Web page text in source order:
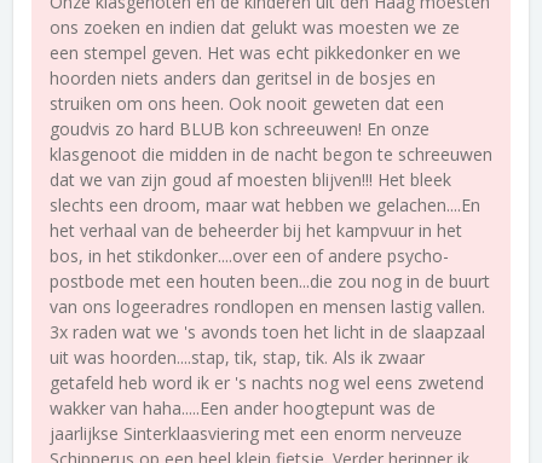
ons zoeken en indien dat gelukt was moesten we ze
een stempel geven. Het was echt pikkedonker en we
hoorden niets anders dan geritsel in de bosjes en
struiken om ons heen. Ook nooit geweten dat een
goudvis zo hard BLUB kon schreeuwen! En onze
klasgenoot die midden in de nacht begon te schreeuwen
dat we van zijn goud af moesten blijven!!! Het bleek
slechts een droom, maar wat hebben we gelachen....En
het verhaal van de beheerder bij het kampvuur in het
bos, in het stikdonker....over een of andere psycho-
postbode met een houten been...die zou nog in de buurt
van ons logeeradres rondlopen en mensen lastig vallen.
3x raden wat we 's avonds toen het licht in de slaapzaal
uit was hoorden....stap, tik, stap, tik. Als ik zwaar
getafeld heb word ik er 's nachts nog wel eens zwetend
wakker van haha.....Een ander hoogtepunt was de
jaarlijkse Sinterklaasviering met een enorm nerveuze